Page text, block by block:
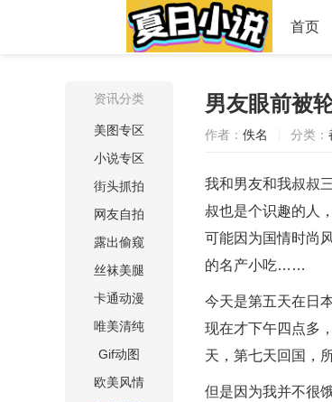
首页
资讯分类
美图专区
小说专区
街头抓拍
网友自拍
露出偷窥
丝袜美腿
卡通动漫
唯美清纯
Gif动图
欧美风情
男友眼前被
作者： 佚名 分类：
我和男友和我叔叔
叔也是个识趣的人
可能因为国情时尚
的名产小吃……
今天是第五天在日
现在才下午四点多
天，第七天回国，
但是因为我并不很